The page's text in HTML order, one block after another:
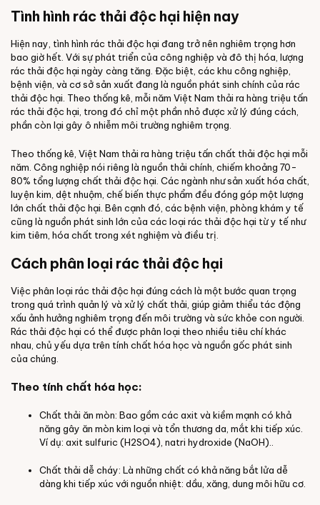
Tình hình rác thải độc hại hiện nay
Hiện nay, tình hình rác thải độc hại đang trở nên nghiêm trọng hơn
bao giờ hết. Với sự phát triển của công nghiệp và đô thị hóa, lượng
rác thải độc hại ngày càng tăng. Đặc biệt, các khu công nghiệp,
bệnh viện, và cơ sở sản xuất đang là nguồn phát sinh chính của rác
thải độc hại. Theo thống kê, mỗi năm Việt Nam thải ra hàng triệu tấn
rác thải độc hại, trong đó chỉ một phần nhỏ được xử lý đúng cách,
phần còn lại gây ô nhiễm môi trường nghiêm trọng.
Theo thống kê, Việt Nam thải ra hàng triệu tấn chất thải độc hại mỗi
năm. Công nghiệp nói riêng là nguồn thải chính, chiếm khoảng 70-
80% tổng lượng chất thải độc hại. Các ngành như sản xuất hóa chất,
luyện kim, dệt nhuộm, chế biến thực phẩm đều đóng góp một lượng
lớn chất thải độc hại. Bên cạnh đó, các bệnh viện, phòng khám y tế
cũng là nguồn phát sinh lớn của các loại rác thải độc hại từ y tế như
kim tiêm, hóa chất trong xét nghiệm và điều trị.
Cách phân loại rác thải độc hại
Việc phân loại rác thải độc hại đúng cách là một bước quan trọng
trong quá trình quản lý và xử lý chất thải, giúp giảm thiểu tác động
xấu ảnh hưởng nghiêm trọng đến môi trường và sức khỏe con người.
Rác thải độc hại có thể được phân loại theo nhiều tiêu chí khác
nhau, chủ yếu dựa trên tính chất hóa học và nguồn gốc phát sinh
của chúng.
Theo tính chất hóa học:
Chất thải ăn mòn: Bao gồm các axit và kiềm mạnh có khả
năng gây ăn mòn kim loại và tổn thương da, mắt khi tiếp xúc.
Ví dụ: axit sulfuric (H2SO4), natri hydroxide (NaOH)..
Chất thải dễ cháy: Là những chất có khả năng bắt lửa dễ
dàng khi tiếp xúc với nguồn nhiệt: dầu, xăng, dung môi hữu cơ.